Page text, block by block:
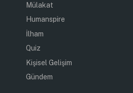
Mülakat
Humanspire
İlham
Quiz
Kişisel Gelişim
Gündem